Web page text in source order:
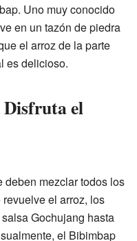
Uno muy conocido
en un tazón de piedra
el arroz de la parte
es delicioso.
Disfruta el
deben mezclar todos los
el arroz, los
Gochujang hasta
el Bibimbap